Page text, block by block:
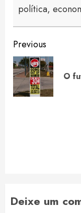
política,
Continue
Reading
Previous
O
Deixe um